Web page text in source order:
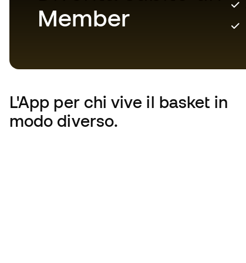
Member
L'App per chi vive il basket in
modo diverso.